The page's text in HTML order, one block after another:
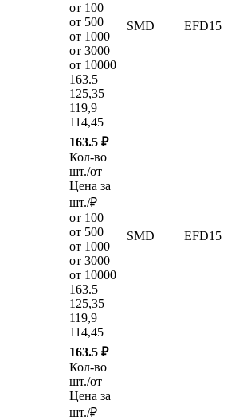
от 100
от 500
от 1000
от 3000
от 10000
163.5
125,35
119,9
114,45
SMD EFD15
163.5 ₽
Кол-во
шт./от
Цена за
шт./₽
от 100
от 500
от 1000
от 3000
от 10000
163.5
125,35
119,9
114,45
SMD EFD15
163.5 ₽
Кол-во
шт./от
Цена за
шт./₽